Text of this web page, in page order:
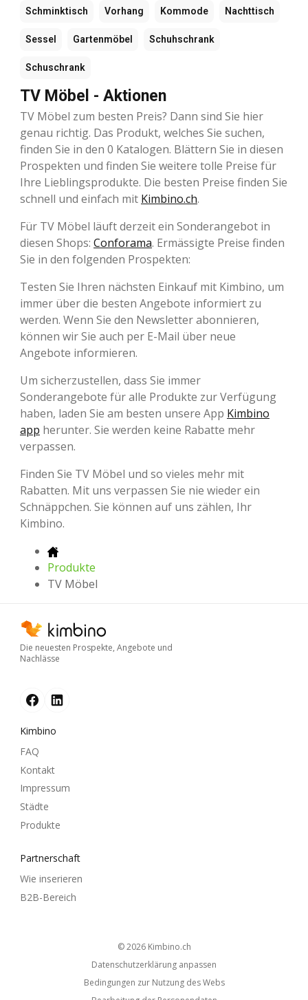
Schminktisch Vorhang Kommode Nachttisch
Sessel Gartenmöbel Schuhschrank
Schuschrank
TV Möbel - Aktionen
TV Möbel zum besten Preis? Dann sind Sie hier
genau richtig. Das Produkt, welches Sie suchen,
finden Sie in den 0 Katalogen. Blättern Sie in diesen
Prospekten und finden Sie weitere tolle Preise für
Ihre Lieblingsprodukte. Die besten Preise finden Sie
schnell und einfach mit Kimbino.ch.
Für TV Möbel läuft derzeit ein Sonderangebot in
diesen Shops: Conforama. Ermässigte Preise finden
Sie in den folgenden Prospekten:
Testen Sie Ihren nächsten Einkauf mit Kimbino, um
immer über die besten Angebote informiert zu
werden. Wenn Sie den Newsletter abonnieren,
können wir Sie auch per E-Mail über neue
Angebote informieren.
Um sicherzustellen, dass Sie immer
Sonderangebote für alle Produkte zur Verfügung
haben, laden Sie am besten unsere App Kimbino
app herunter. Sie werden keine Rabatte mehr
verpassen.
Finden Sie TV Möbel und so vieles mehr mit
Rabatten. Mit uns verpassen Sie nie wieder ein
Schnäppchen. Sie können auf uns zählen, Ihr
Kimbino.
Produkte
TV Möbel
Die neuesten Prospekte, Angebote und
Nachlässe
Kimbino
FAQ
Kontakt
Impressum
Städte
Produkte
Partnerschaft
Wie inserieren
B2B-Bereich
© 2026 kimbino.ch
Datenschutzerklärung anpassen
Bedingungen zur Nutzung des Webs